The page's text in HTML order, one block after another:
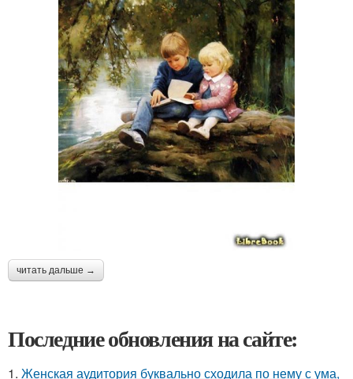
читать дальше →
Последние обновления на сайте:
1. Женская аудитория буквально сходила по нему с ума,